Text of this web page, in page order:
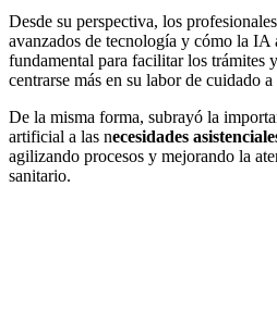
Desde su perspectiva, los
avanzados de tecnología y cómo la IA
fundamental para facilitar los trámites
centrarse más en su labor de cuidado a
De la misma forma, subrayó la
artificial a las necesidades
agilizando procesos y mejorando la
sanitario.